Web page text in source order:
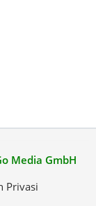
Media GmbH
Privasi